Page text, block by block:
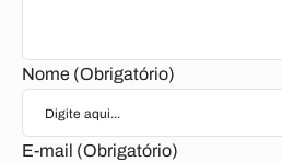
Nome (Obrigatório)
E-mail (Obrigatório)